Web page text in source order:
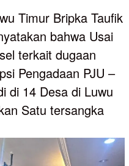
Timur Bripka Taufik
bahwa Usai
terkait dugaan
Pengadaan PJU –
di 14 Desa di Luwu
Satu tersangka